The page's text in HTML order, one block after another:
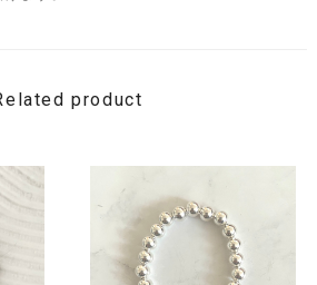
product